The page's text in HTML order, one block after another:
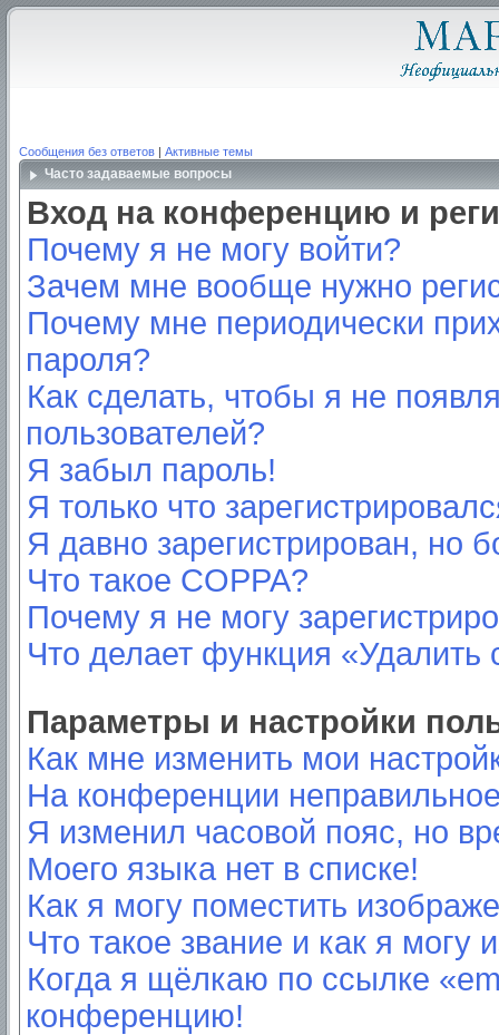
Сообщения без ответов | Активные темы
Часто задаваемые вопросы
Вход на конференцию и
Почему я не могу войти?
Зачем мне вообще нужно
Почему мне периодически
пароля?
Как сделать, чтобы я не
пользователей?
Я забыл пароль!
Я только что
Я давно зарегистрирован, но
Что такое COPPA?
Почему я не могу
Что делает функция
Параметры и настройки
Как мне изменить мои
На конференции
Я изменил часовой пояс, но
Моего языка нет в списке!
Как я могу поместить
Что такое звание и как я могу
Когда я щёлкаю по ссылке
конференцию!